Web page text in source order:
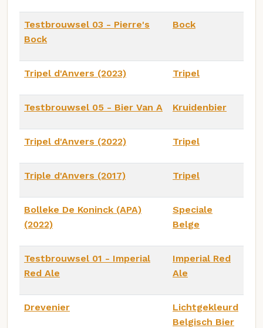
Testbrouwsel 03 - Pierre's
Bock
Bock
Tripel d'Anvers (2023) Tripel
Testbrouwsel 05 - Bier Van A Kruidenbier
Tripel d'Anvers (2022) Tripel
Triple d'Anvers (2017) Tripel
Bolleke De Koninck (APA)
(2022)
Speciale
Belge
Testbrouwsel 01 - Imperial
Red Ale
Imperial Red
Ale
Drevenier
Lichtgekleurd
Belgisch Bier